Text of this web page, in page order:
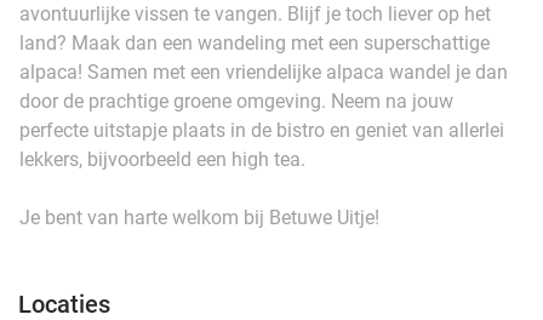
avontuurlijke vissen te vangen. Blijf je toch liever op het
land? Maak dan een wandeling met een superschattige
alpaca! Samen met een vriendelijke alpaca wandel je dan
door de prachtige groene omgeving. Neem na jouw
perfecte uitstapje plaats in de bistro en geniet van allerlei
lekkers, bijvoorbeeld een high tea.
Je bent van harte welkom bij Betuwe Uitje!
Locaties